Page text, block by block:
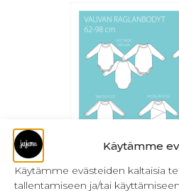
Käytämme
Käytämme evästeiden kaltaisia
tallentamiseen ja/tai